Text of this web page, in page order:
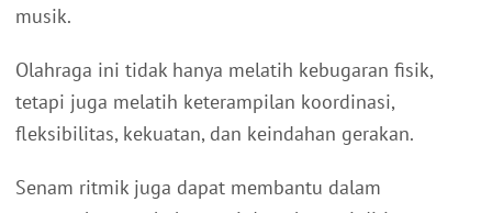
musik.
Olahraga ini tidak hanya melatih kebugaran fisik,
tetapi juga melatih keterampilan koordinasi,
fleksibilitas, kekuatan, dan keindahan gerakan.
Senam ritmik juga dapat membantu dalam